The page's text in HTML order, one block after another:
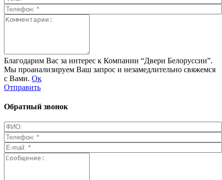
Благодарим Вас за интерес к Компании “Двери Белоруссии”.
Мы проанализируем Ваш запрос и незамедлительно свяжемся
с Вами. Ок
Отправить
Обратный звонок